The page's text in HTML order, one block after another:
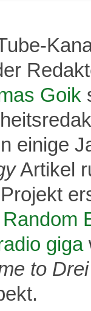
Goik
einige
Artikel
Random
giga
to Drei